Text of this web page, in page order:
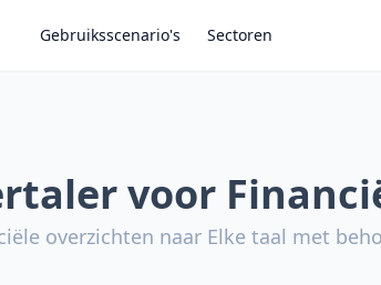
Gebruiksscenario's Sectoren
voor
overzichten naar Elke taal met